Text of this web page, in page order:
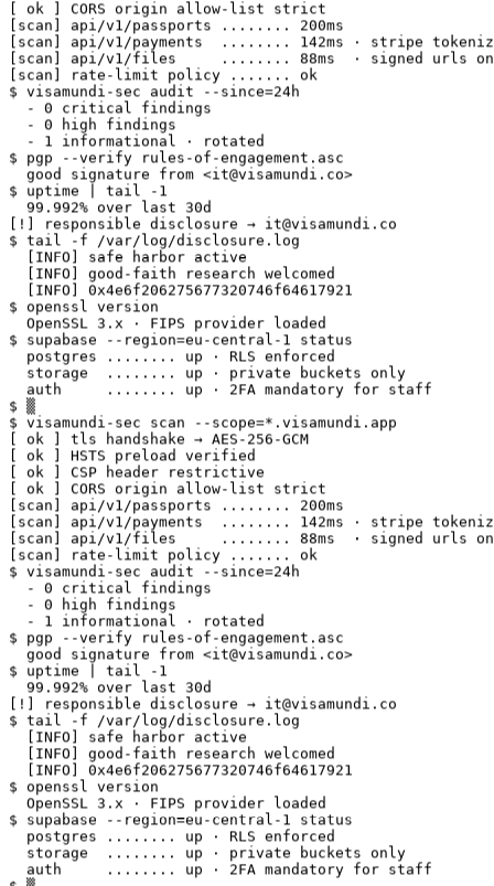
[scan] api/v1/passports ........ 200ms
[scan] api/v1/payments  ........ 142ms · stripe
[scan] api/v1/files     ........ 88ms  · signed urls
[scan] rate-limit policy ....... ok
$ visamundi-sec audit --since=24h
  - 0 critical findings
  - 0 high findings
  - 1 informational · rotated
$ pgp --verify rules-of-engagement.asc
  good signature from <it@visamundi.co>
$ uptime | tail -1
  99.992% over last 30d
[!] responsible disclosure → it@visamundi.co
$ tail -f /var/log/disclosure.log
  [INFO] safe harbor active
  [INFO] good-faith research welcomed
  [INFO] 0x4e6f206275677320746f64617921
$ openssl version
  OpenSSL 3.x · FIPS provider loaded
$ supabase --region=eu-central-1 status
  postgres ........ up · RLS enforced
  storage  ........ up · private buckets only
  auth     ........ up · 2FA mandatory for staff
$ ▒
$ visamundi-sec scan --scope=*.visamundi.app
[ ok ] tls handshake → AES-256-GCM
[ ok ] HSTS preload verified
[ ok ] CSP header restrictive
[ ok ] CORS origin allow-list strict
[scan] api/v1/passports ........ 200ms
[scan] api/v1/payments  ........ 142ms · stripe
[scan] api/v1/files     ........ 88ms  · signed urls
[scan] rate-limit policy ....... ok
$ visamundi-sec audit --since=24h
  - 0 critical findings
  - 0 high findings
  - 1 informational · rotated
$ pgp --verify rules-of-engagement.asc
  good signature from <it@visamundi.co>
$ uptime | tail -1
  99.992% over last 30d
[!] responsible disclosure → it@visamundi.co
$ tail -f /var/log/disclosure.log
  [INFO] safe harbor active
  [INFO] good-faith research welcomed
  [INFO] 0x4e6f206275677320746f64617921
$ openssl version
  OpenSSL 3.x · FIPS provider loaded
$ supabase --region=eu-central-1 status
  postgres ........ up · RLS enforced
  storage  ........ up · private buckets only
  auth     ........ up · 2FA mandatory for staff
$ ▒